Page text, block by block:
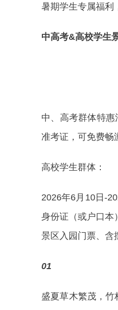
暑期学生专属福利
中高考&高校学生
中、高考群体特
准考证，可免费畅
高校学生群体：
2026年6月10日-
身份证（或户口本
景区入园门票、含
01
盛夏草木繁茂，